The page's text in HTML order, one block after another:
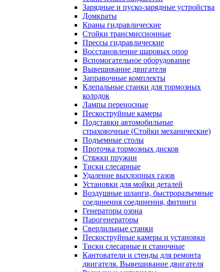
Зарядные и пуско-зарядные устройства
Домкраты
Краны гидравлические
Стойки трансмиссионные
Прессы гидравлические
Восстановление шаровых опор
Вспомогательное оборудование
Вывешивание двигателя
Заправочные комплекты
Клепальные станки для тормозных
колодок
Лампы переносные
Пескоструйные камеры
Подставки автомобильные
страховочные (Стойки механические)
Подъемные столы
Проточка тормозных дисков
Стяжки пружин
Тиски слесарные
Удаление выхлопных газов
Установки для мойки деталей
Воздушные шланги, быстроразъемные
соединения соединения, фитинги
Генераторы озона
Парогенераторы
Сверлильные станки
Пескоструйные камеры и установки
Тиски слесарные и станочные
Кантователи и стенды для ремонта
двигателя. Вывешивание двигателя